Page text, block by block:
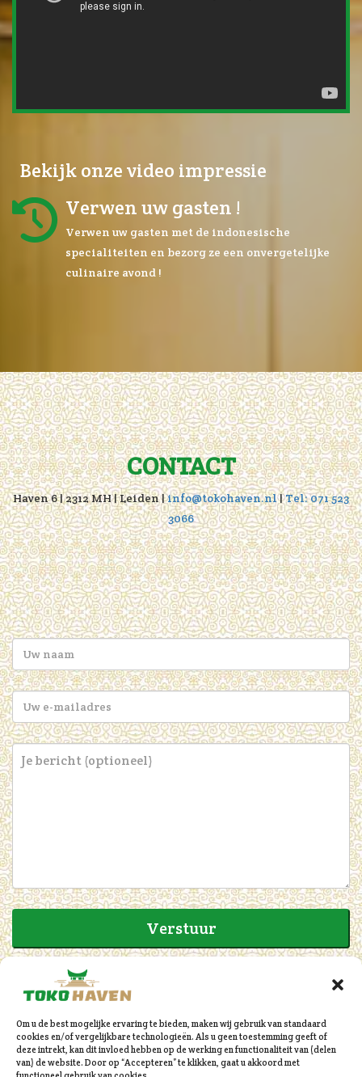
Om u de best mogelijke ervaring te bieden, maken wij gebruik van standaard
cookies en/of vergelijkbare technologieën. Als u geen toestemming geeft of
deze intrekt, kan dit invloed hebben op de werking en functionaliteit van (delen
van) de website. Door op “Accepteren” te klikken, gaat u akkoord met
Bekijk onze video impressie
Verwen uw gasten !
Verwen uw gasten met de indonesische
specialiteiten en bezorg ze een onvergetelijke
culinaire avond !
CONTACT
Haven 6 | 2312 MH | Leiden |info@tokohaven.nl|Tel: 071 523
3066